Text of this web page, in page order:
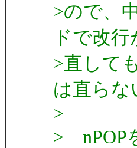
>ので、
ドで改
>直して
は直ら
>
> nPOP